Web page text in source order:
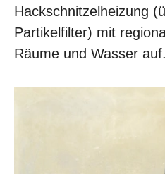
Hackschnitzelheizung
Partikelfilter) mit
Räume und Wasser auf.